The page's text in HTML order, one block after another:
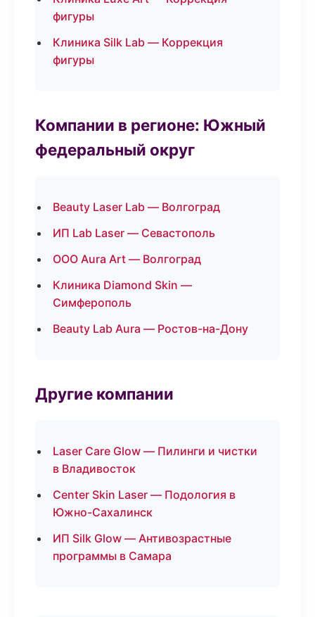
фигуры
Клиника Silk Lab — Коррекция
фигуры
Компании в регионе: Южный
федеральный округ
Beauty Laser Lab — Волгоград
ИП Lab Laser — Севастополь
ООО Aura Art — Волгоград
Клиника Diamond Skin —
Симферополь
Beauty Lab Aura — Ростов-на-Дону
Другие компании
Laser Care Glow — Пилинги и чистки
в Владивосток
Center Skin Laser — Подология в
Южно-Сахалинск
ИП Silk Glow — Антивозрастные
программы в Самара